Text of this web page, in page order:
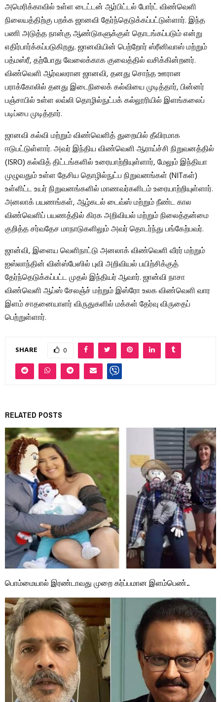
அமெரிக்காவில் உள்ள டைட்டன் ஆர்பிட்டல் போர்ட் விண்வெளி
நிலையத்திற்கு பறக்க ஜானவி தேர்ந்தெடுக்கப்பட்டுள்ளார். இந்த
பணி அடுத்த நான்கு ஆண்டுகளுக்குள் தொடங்கப்படும் என்று
எதிர்பார்க்கப்படுகிறது. ஜானவியின் பெற்றோர் ஸ்ரீனிவாஸ் மற்றும்
பத்மஸ்ரீ, தற்போது வேலைக்காக குவைத்தில் வசிக்கின்றனர்.
விண்வெளி ஆர்வலரான ஜானவி, தனது சொந்த ஊரான
பராக்கோலில் தனது இடைநிலைக் கல்வியை முடித்தார், பின்னர்
பஞ்சாபில் உள்ள லவ்லி தொழில்நுட்பக் கல்லூரியில் இளங்கலைப்
படிப்பை முடித்தார்.
ஜானவி கல்வி மற்றும் விண்வெளித் துறையில் தீவிரமாக
ஈடுபட்டுள்ளார். அவர் இந்திய விண்வெளி ஆராய்ச்சி நிறுவனத்தில்
(ISRO) கல்வித் திட்டங்களில் உரையாற்றியுள்ளார், மேலும் இந்தியா
முழுவதும் உள்ள தேசிய தொழில்நுட்ப நிறுவனங்கள் (NITகள்)
உள்ளிட்ட உயர் நிறுவனங்களில் மாணவர்களிடம் உரையாற்றியுள்ளார்.
அனலாக் பயணங்கள், ஆழ்கடல் டைவ்ஸ் மற்றும் நீண்ட கால
விண்வெளிப் பயணத்தில் கிரக அறிவியல் மற்றும் நிலைத்தன்மை
குறித்த சர்வதேச மாநாடுகளிலும் அவர் தொடர்ந்து பங்கேற்பவர்.
ஜான்வி, இளைய வெளிநாட்டு அனலாக் விண்வெளி வீரர் மற்றும்
ஐஸ்லாந்தின் வின்ஸ்பேஸில் புவி அறிவியல் பயிற்சிக்குத்
தேர்ந்தெடுக்கப்பட்ட முதல் இந்தியர் ஆவார். ஜான்வி நாசா
விண்வெளி ஆப்ஸ் சேலஞ்ச் மற்றும் இஸ்ரோ உலக விண்வெளி வார
இளம் சாதனையாளர் விருதுகளில் மக்கள் தேர்வு விருதைப்
பெற்றுள்ளார்.
SHARE 0
RELATED POSTS
பொம்மையால் இரண்டாவது முறை கர்ப்பமான இளம்பெண்..